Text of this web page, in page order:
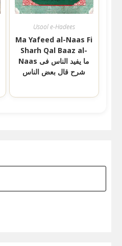
Usool e-Hadees
Ma Yafeed al-Naas Fi
Sharh Qal Baaz al-
Naas ما یفید الناس فی
شرح قال بعض الناس